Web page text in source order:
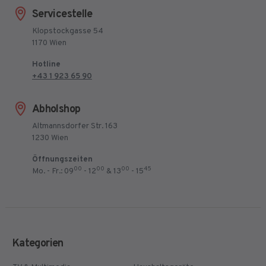
Servicestelle
Klopstockgasse 54
1170 Wien
Hotline
+43 1 923 65 90
Abholshop
Altmannsdorfer Str. 163
1230 Wien
Öffnungszeiten
Mo. - Fr.: 0900 - 1200 & 1300 - 1545
Kategorien